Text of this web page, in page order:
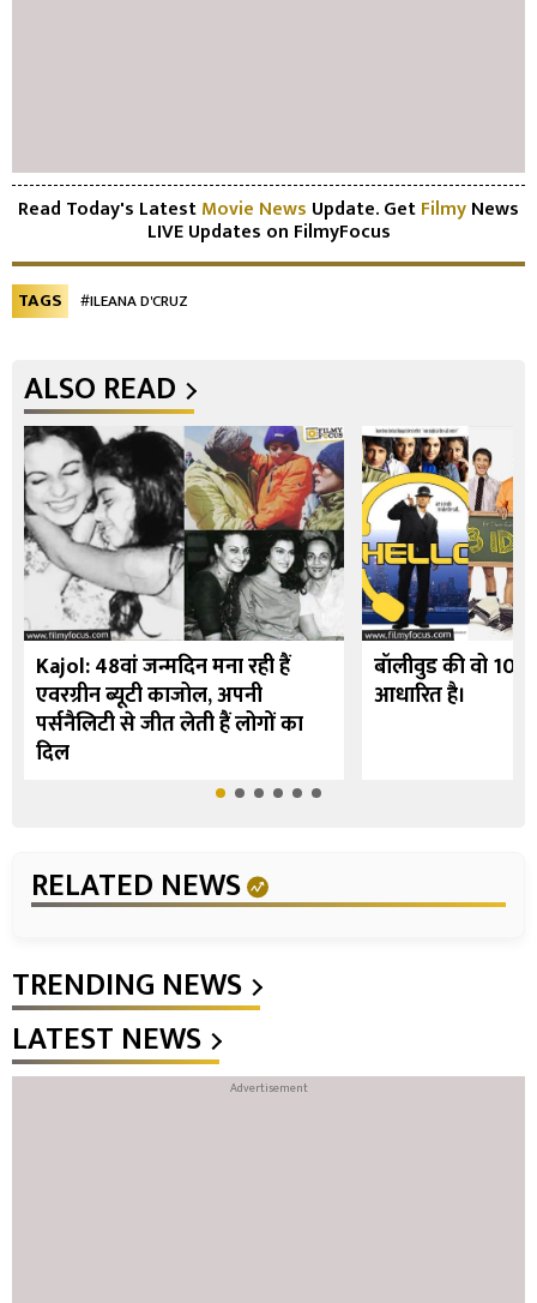
Read Today's LatestMovie News Update. GetFilmyNews
LIVE Updates on FilmyFocus
TAGS #ILEANA D'CRUZ
ALSO READ
Kajol: 48वां जन्मदिन मना रही हैं
एवरग्रीन ब्यूटी काजोल, अपनी
पर्सनैलिटी से जीत लेती हैं लोगों का
दिल
बॉलीवुड की वो 10
आधारित है।
RELATED NEWS
TRENDING NEWS
LATEST NEWS